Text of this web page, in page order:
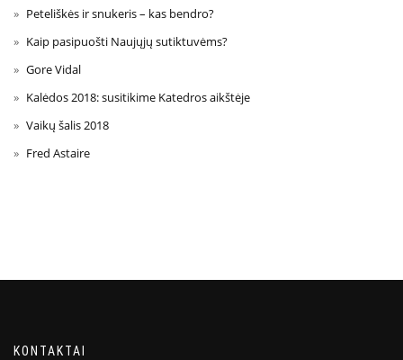
Peteliškės ir snukeris – kas bendro?
Kaip pasipuošti Naujųjų sutiktuvėms?
Gore Vidal
Kalėdos 2018: susitikime Katedros aikštėje
Vaikų šalis 2018
Fred Astaire
KONTAKTAI